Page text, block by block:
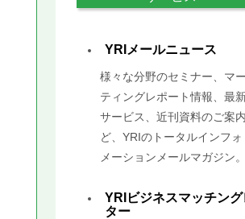
YRIメールニュース
様々な分野のセミナー、マ
ティングレポート情報、最
サービス、近刊資料のご案
ど、YRIのトータルインフォ
メーションメールマガジン。
YRIビジネスマッチング
ター